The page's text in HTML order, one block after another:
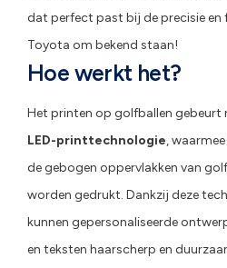
dat perfect past bij de precisie en
Toyota om bekend staan!
Hoe werkt het?
Het printen op golfballen gebeurt
LED-printtechnologie,
de gebogen oppervlakken van
worden gedrukt. Dankzij deze
kunnen gepersonaliseerde
en teksten haarscherp en